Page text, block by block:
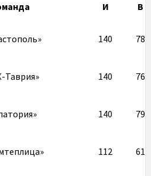
И В
140 78
Таврия» 140 76
140 79
112 61